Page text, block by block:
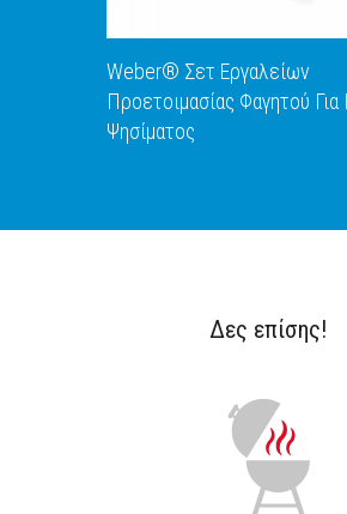
ΑΝΑΚΑΛΥΨΕ ΤΟ
Weber® Σετ Εργαλείων
Προετοιμασίας Φαγητού
Ψησίματος
Δες επίσης!